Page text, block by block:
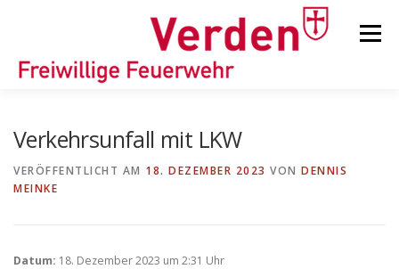
Menü
ORTSFEUERWEHREN
KINDER-/JUGENDFEUERWEHR
Verkehrsunfall mit LKW
VERÖFFENTLICHT AM 18. DEZEMBER 2023 VON DENNIS
MEINKE
Datum: 18. Dezember 2023 um 2:31 Uhr